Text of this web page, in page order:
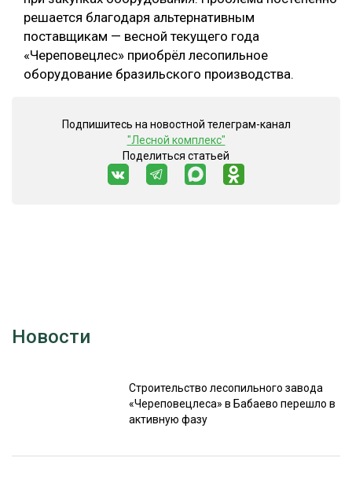
решается благодаря альтернативным
поставщикам — весной текущего года
«Череповецлес» приобрёл лесопильное
оборудование бразильского производства.
Подпишитесь на новостной телеграм-канал
"Лесной комплекс"
Поделиться статьей
Новости
Строительство лесопильного завода
«Череповецлеса» в Бабаево перешло в
активную фазу